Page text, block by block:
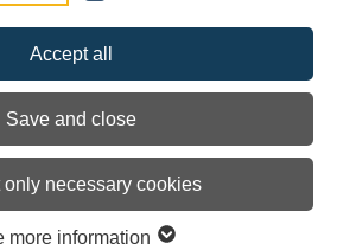
Accept all
Save and close
only necessary cookies
more information